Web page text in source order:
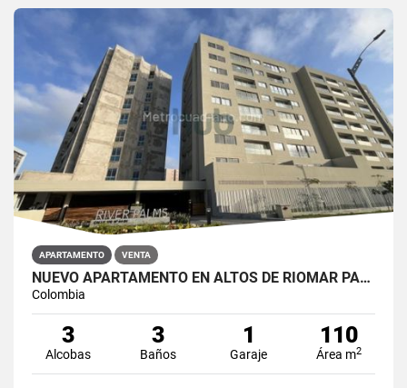
APARTAMENTO VENTA
NUEVO APARTAMENTO EN ALTOS DE RIOMAR PARA VENTA
Colombia
3
Alcobas
3
Baños
1
Garaje
110
Área m2